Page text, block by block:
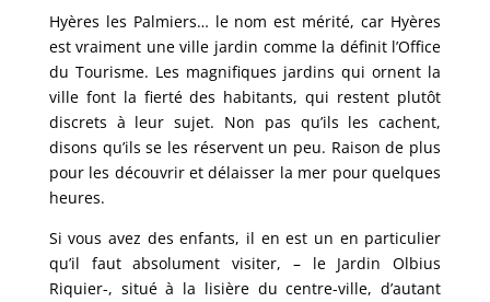
Hyères les Palmiers… le nom est mérité, car Hyères
est vraiment une ville jardin comme la définit l’Office
du Tourisme. Les magnifiques jardins qui ornent la
ville font la fierté des habitants, qui restent plutôt
discrets à leur sujet. Non pas qu’ils les cachent,
disons qu’ils se les réservent un peu. Raison de plus
pour les découvrir et délaisser la mer pour quelques
heures.
Si vous avez des enfants, il en est un en particulier
qu’il faut absolument visiter, – le Jardin Olbius
Riquier-, situé à la lisière du centre-ville, d’autant